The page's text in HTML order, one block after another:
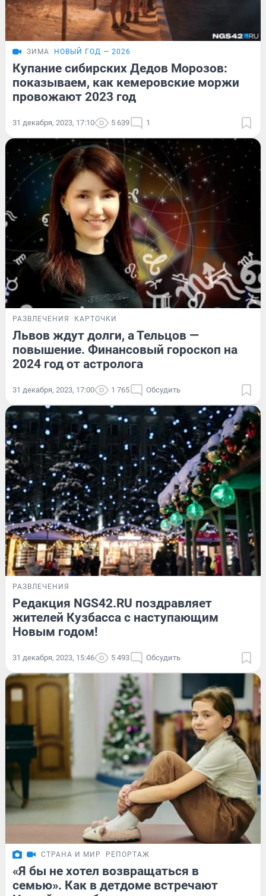
ЗИМА НОВЫЙ ГОД — 2026
Купание сибирских Дедов Морозов:
показываем, как кемеровские моржи
провожают 2023 год
31 декабря, 2023, 17:10 5 639 1
РАЗВЛЕЧЕНИЯ КАРТОЧКИ
Львов ждут долги, а Тельцов —
повышение. Финансовый гороскоп на
2024 год от астролога
31 декабря, 2023, 17:00 1 765 Обсудить
РАЗВЛЕЧЕНИЯ
Редакция NGS42.RU поздравляет
жителей Кузбасса с наступающим
Новым годом!
31 декабря, 2023, 15:46 5 493 Обсудить
СТРАНА И МИР РЕПОРТАЖ
«Я бы не хотел возвращаться в
семью». Как в детдоме встречают